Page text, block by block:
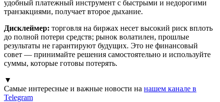
удобный платежный инструмент с быстрыми и недорогими
транзакциями, получает второе дыхание.
Дисклеймер: торговля на биржах несет высокий риск вплоть
до полной потери средств; рынок волатилен, прошлые
результаты не гарантируют будущих. Это не финансовый
совет — принимайте решения самостоятельно и используйте
суммы, которые готовы потерять.
▼
Самые интересные и важные новости на нашем канале в
Telegram